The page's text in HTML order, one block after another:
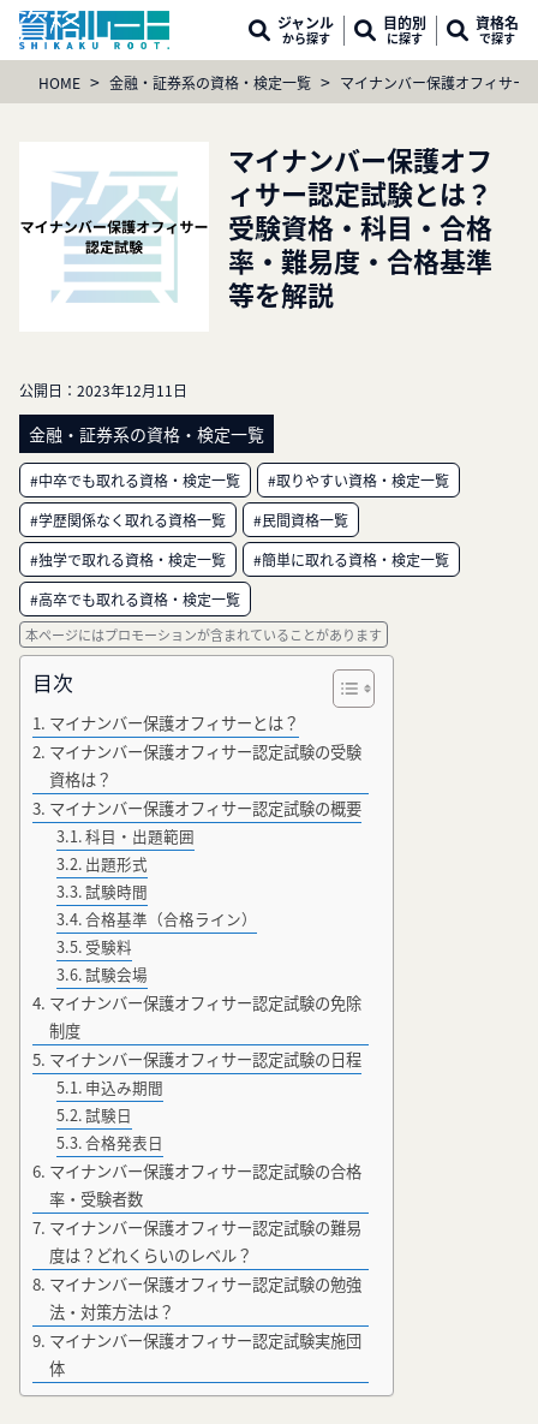
ジャンル
から探す
目的別
に探す
資格名
で探す
HOME > 金融・証券系の資格・検定一覧 > マイナンバー保護オフィサー
マイナンバー保護オフ
ィサー認定試験とは？
受験資格・科目・合格
率・難易度・合格基準
等を解説
公開日： 2023年12月11日
金融・証券系の資格・検定一覧
#中卒でも取れる資格・検定一覧
#取りやすい資格・検定一覧
#学歴関係なく取れる資格一覧
#民間資格一覧
#独学で取れる資格・検定一覧
#簡単に取れる資格・検定一覧
#高卒でも取れる資格・検定一覧
本ページにはプロモーションが含まれていることがあります
目次
マイナンバー保護オフィサーとは？
マイナンバー保護オフィサー認定試験の受験
資格は？
マイナンバー保護オフィサー認定試験の概要
科目・出題範囲
出題形式
試験時間
合格基準（合格ライン）
受験料
試験会場
マイナンバー保護オフィサー認定試験の免除
制度
マイナンバー保護オフィサー認定試験の日程
申込み期間
試験日
合格発表日
マイナンバー保護オフィサー認定試験の合格
率・受験者数
マイナンバー保護オフィサー認定試験の難易
度は？どれくらいのレベル？
マイナンバー保護オフィサー認定試験の勉強
法・対策方法は？
マイナンバー保護オフィサー認定試験実施団
体